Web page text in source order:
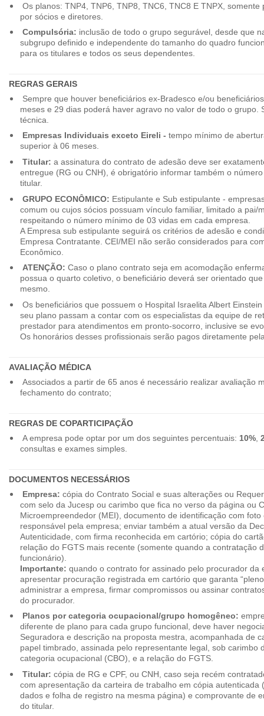
Os planos: TNP4, TNP6, TNP8, TNC6, TNC8 E TNPX,
por sócios e diretores.
Compulsória: inclusão de todo o grupo segurável, desde que
subgrupo definido e independente do tamanho do quadro
para os titulares e todos os seus dependentes.
REGRAS GERAIS
Sempre que houver beneficiários ex-Bradesco e/ou
meses e 29 dias poderá haver agravo no valor de todo o grupo.
técnica.
Empresas Individuais exceto Eireli - tempo mínimo de
superior à 06 meses.
Titular: a assinatura do contrato de adesão deve ser
entregue (RG ou CNH), é obrigatório informar também o
titular.
GRUPO ECONÔMICO: Estipulante e Sub estipulante -
comum ou cujos sócios possuam vínculo familiar, limitado a pai/
respeitando o número mínimo de 03 vidas em cada empresa.
A Empresa sub estipulante seguirá os critérios de adesão e
Empresa Contratante. CEI/MEI não serão considerados para
Econômico.
ATENÇÃO: Caso o plano contrato seja em acomodação
possua o quarto coletivo, o beneficiário deverá ser orientado
mesmo.
Os beneficiários que possuem o Hospital Israelita Albert
seu plano passam a contar com os especialistas da equipe de
prestador para atendimentos em pronto-socorro, inclusive se
Os honorários desses profissionais serão pagos diretamente
AVALIAÇÃO MÉDICA
Associados a partir de 65 anos é necessário realizar avaliação
fechamento do contrato;
REGRAS DE COPARTICIPAÇÃO
A empresa pode optar por um dos seguintes percentuais: 10%,
consultas e exames simples.
DOCUMENTOS NECESSÁRIOS
Empresa: cópia do Contrato Social e suas alterações ou
com selo da Jucesp ou carimbo que fica no verso da página ou
Microempreendedor (MEI), documento de identificação com foto
responsável pela empresa; enviar também a atual versão da
Autenticidade, com firma reconhecida em cartório; cópia do
relação do FGTS mais recente (somente quando a contratação
funcionário).
Importante: quando o contrato for assinado pelo procurador da
apresentar procuração registrada em cartório que garanta
administrar a empresa, firmar compromissos ou assinar
do procurador.
Planos por categoria ocupacional/grupo homogêneo:
diferente de plano para cada grupo funcional, deve haver
Seguradora e descrição na proposta mestra, acompanhada de
papel timbrado, assinada pelo representante legal, sob carimbo
categoria ocupacional (CBO), e a relação do FGTS.
Titular: cópia de RG e CPF, ou CNH, caso seja recém
com apresentação da carteira de trabalho em cópia autenticada
dados e folha de registro na mesma página) e comprovante de
do titular.